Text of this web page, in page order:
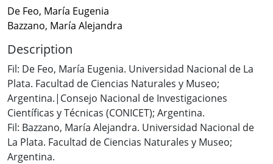
De Feo, María Eugenia
Bazzano, María Alejandra
Description
Fil: De Feo, María Eugenia. Universidad Nacional de La
Plata. Facultad de Ciencias Naturales y Museo;
Argentina.|Consejo Nacional de Investigaciones
Científicas y Técnicas (CONICET); Argentina.
Fil: Bazzano, María Alejandra. Universidad Nacional de
La Plata. Facultad de Ciencias Naturales y Museo;
Argentina.